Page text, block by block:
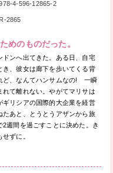
めのものだった。
ンへ出てきた。ある日、自宅
、彼女は廊下を歩いてくる背
ど、なんてハンサムなの! 一瞬
て離れない。やがてマリサは
リシアの国際的大企業を経営
あと、とうとうアザンから旅
週間を過ごすことに決めた。き
ずに。
4-596-12865-2
R-2865